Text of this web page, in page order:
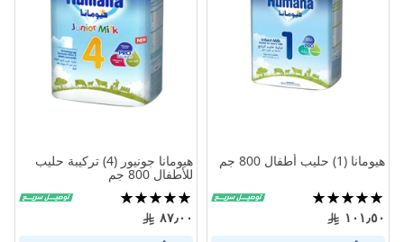
هيومانا (1) حليب أطفال 800 جم
تقييم:
100%
١٠١٫٥٠
هيومانا جونيور (4) تركيبة حليب
للأطفال 800 جم
تقييم:
100%
٨٧٫٠٠